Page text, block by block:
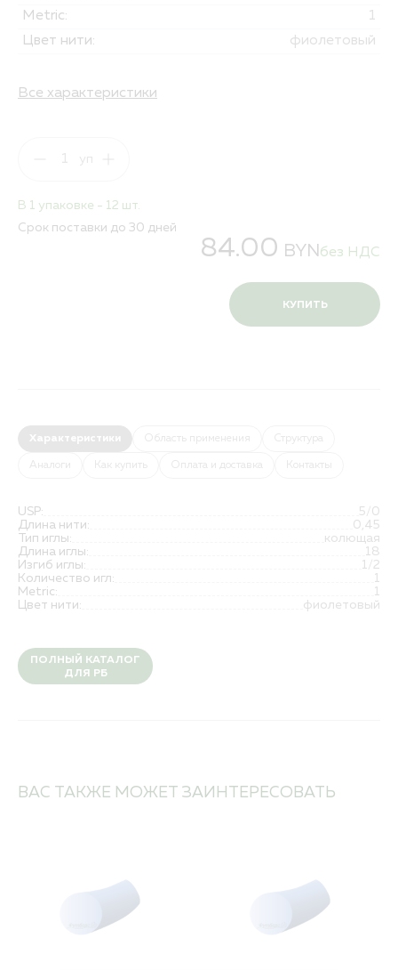
Metric:
1
Цвет нити:
фиолетовый
Все характеристики
В 1 упаковке - 12 шт.
Срок поставки до 30 дней
84.00 BYN без НДС
КУПИТЬ
Характеристики Область применения Структура
Аналоги Как купить Оплата и доставка Контакты
USP:
5/0
Длина нити:
0,45
Тип иглы:
колющая
Длина иглы:
18
Изгиб иглы:
1/2
Количество игл:
1
Metric:
1
Цвет нити:
фиолетовый
ПОЛНЫЙ КАТАЛОГ
ДЛЯ РБ
ВАС ТАКЖЕ МОЖЕТ ЗАИНТЕРЕСОВАТЬ